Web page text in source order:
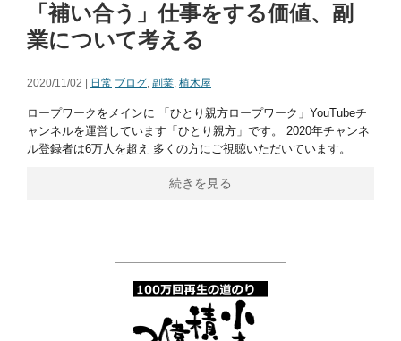
「補い合う」仕事をする価値、副
業について考える
2020/11/02 | 日常 ブログ, 副業, 植木屋
ロープワークをメインに 「ひとり親方ロープワーク」YouTubeチ
ャンネルを運営しています「ひとり親方」です。 2020年チャンネ
ル登録者は6万人を超え 多くの方にご視聴いただいています。
続きを見る